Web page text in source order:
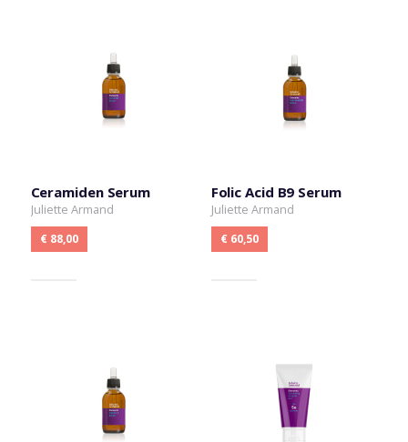
Ceramiden Serum
Juliette Armand
€ 88,00
Folic Acid B9 Serum
Juliette Armand
€ 60,50